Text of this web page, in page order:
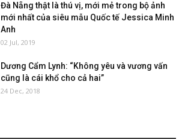
Đà Nẵng thật là thú vị, mới mẻ trong bộ ảnh
mới nhất của siêu mẫu Quốc tế Jessica Minh
Anh
02 Jul, 2019
Dương Cẩm Lynh: “Không yêu và vương vấn
cũng là cái khổ cho cả hai”
24 Dec, 2018